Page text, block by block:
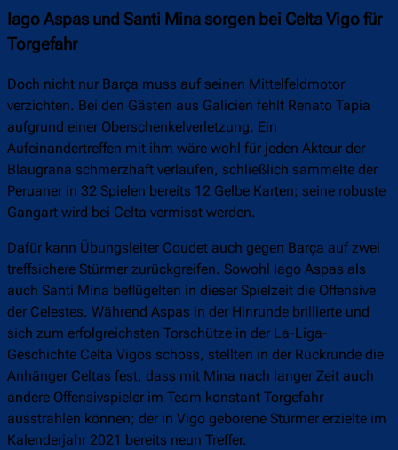
Iago Aspas und Santi Mina sorgen bei Celta Vigo für
Torgefahr
Doch nicht nur Barça muss auf seinen Mittelfeldmotor
verzichten. Bei den Gästen aus Galicien fehlt Renato Tapia
aufgrund einer Oberschenkelverletzung. Ein
Aufeinandertreffen mit ihm wäre wohl für jeden Akteur der
Blaugrana schmerzhaft verlaufen, schließlich sammelte der
Peruaner in 32 Spielen bereits 12 Gelbe Karten; seine robuste
Gangart wird bei Celta vermisst werden.
Dafür kann Übungsleiter Coudet auch gegen Barça auf zwei
treffsichere Stürmer zurückgreifen. Sowohl Iago Aspas als
auch Santi Mina beflügelten in dieser Spielzeit die Offensive
der Celestes. Während Aspas in der Hinrunde brillierte und
sich zum erfolgreichsten Torschütze in der La-Liga-
Geschichte Celta Vigos schoss, stellten in der Rückrunde die
Anhänger Celtas fest, dass mit Mina nach langer Zeit auch
andere Offensivspieler im Team konstant Torgefahr
ausstrahlen können; der in Vigo geborene Stürmer erzielte im
Kalenderjahr 2021 bereits neun Treffer.